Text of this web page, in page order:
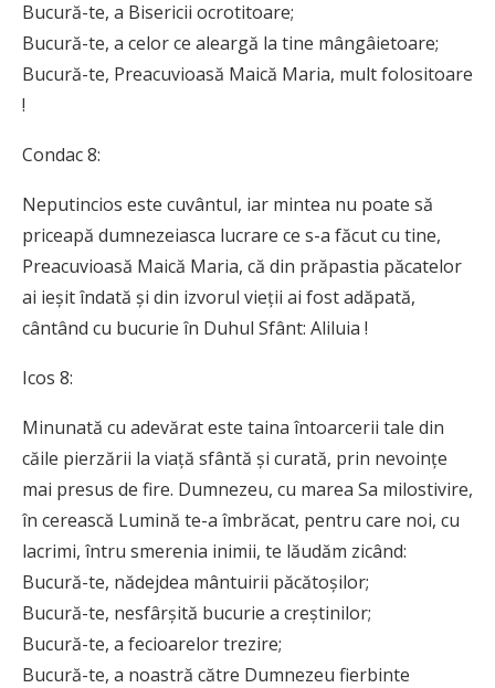
Bucură-te, a Bisericii ocrotitoare;
Bucură-te, a celor ce aleargă la tine mân­gâietoare;
Bucură-te, Preacuvioasă Maică Maria, mult folositoare
!
Condac 8:
Neputincios este cuvântul, iar mintea nu poate să
priceapă dumnezeiasca lucrare ce s-a făcut cu tine,
Preacuvioasă Maică Maria, că din prăpastia păcatelor
ai ieșit îndată și din izvorul vieții ai fost adăpată,
cântând cu bucurie în Duhul Sfânt: Aliluia !
Icos 8:
Minunată cu adevărat este taina întoar­cerii tale din
căile pierzării la viață sfântă și curată, prin nevoințe
mai presus de fire. Dumnezeu, cu marea Sa milostivire,
în ce­rească Lumină te-a îmbrăcat, pentru care noi, cu
lacrimi, întru smerenia inimii, te lăudăm zicând:
Bucură-te, nădejdea mântuirii păcătoșilor;
Bucură-te, nesfârșită bucurie a creștinilor;
Bucură-te, a fecioarelor trezire;
Bucură-te, a noastră către Dumnezeu fier­binte